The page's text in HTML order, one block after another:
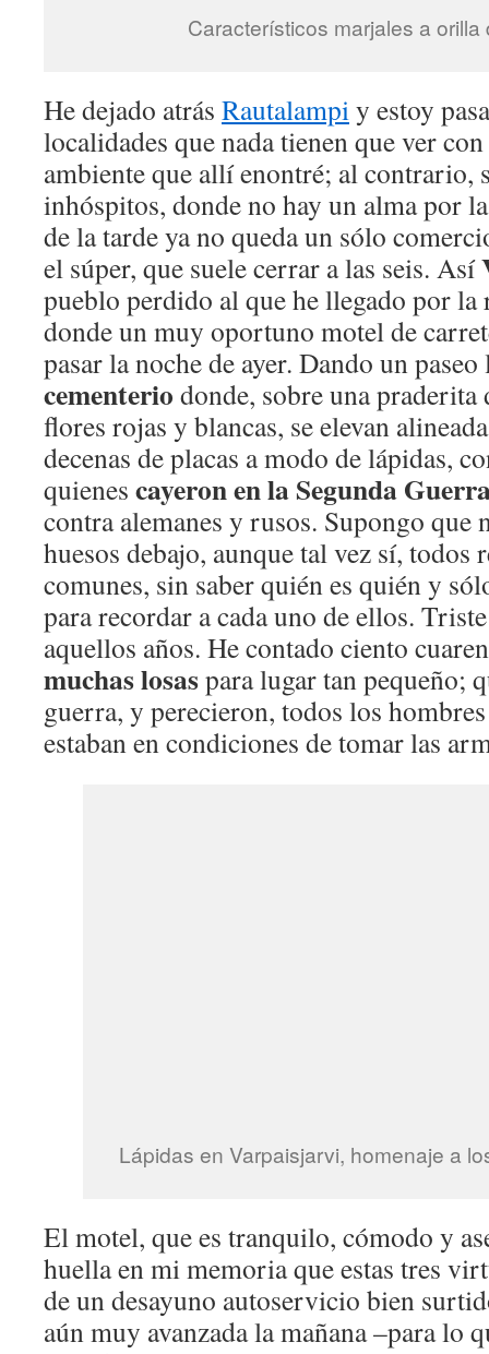
Característicos marjales a orilla
He dejado atrás Rautalampiy estoy
localidades que nada tienen que ver
ambiente que allí enontré; al contrario,
inhóspitos, donde no hay un alma por
de la tarde ya no queda un sólo
el súper, que suele cerrar a las seis. Así
pueblo perdido al que he llegado por
donde un muy oportuno motel de
pasar la noche de ayer. Dando un
cementerio donde, sobre una
flores rojas y blancas, se elevan
decenas de placas a modo de lápidas,
quienes cayeron en la Segunda
contra alemanes y rusos. Supongo que
huesos debajo, aunque tal vez sí, todos
comunes, sin saber quién es quién y
para recordar a cada uno de ellos.
aquellos años. He contado ciento
muchas losaspara lugar tan pequeño;
guerra, y perecieron, todos los
estaban en condiciones de tomar las
Lápidas en Varpaisjarvi, homenaje a
El motel, que es tranquilo, cómodo y
huella en mi memoria que estas tres
de un desayuno autoservicio bien
aún muy avanzada la mañana –para lo